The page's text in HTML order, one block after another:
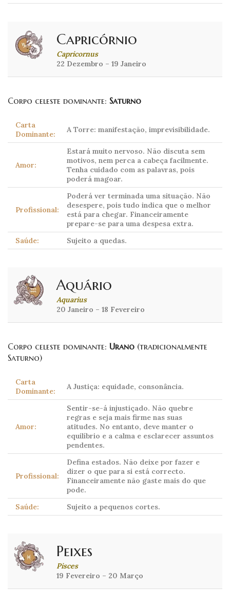
Capricórnio
Capricornus
22 Dezembro – 19 Janeiro
Corpo celeste dominante: Saturno
Carta
Dominante:
A Torre: manifestação, imprevisibilidade.
Amor:
Estará muito nervoso. Não discuta sem
motivos, nem perca a cabeça facilmente.
Tenha cuidado com as palavras, pois
poderá magoar.
Profissional:
Poderá ver terminada uma situação. Não
desespere, pois tudo indica que o melhor
está para chegar. Financeiramente
prepare-se para uma despesa extra.
Saúde:
Sujeito a quedas.
Aquário
Aquarius
20 Janeiro – 18 Fevereiro
Corpo celeste dominante: Urano (tradicionalmente
Saturno)
Carta
Dominante:
A Justiça: equidade, consonância.
Amor:
Sentir-se-á injustiçado. Não quebre
regras e seja mais firme nas suas
atitudes. No entanto, deve manter o
equilíbrio e a calma e esclarecer assuntos
pendentes.
Profissional:
Defina estados. Não deixe por fazer e
dizer o que para si está correcto.
Financeiramente não gaste mais do que
pode.
Saúde:
Sujeito a pequenos cortes.
Peixes
Pisces
19 Fevereiro – 20 Março